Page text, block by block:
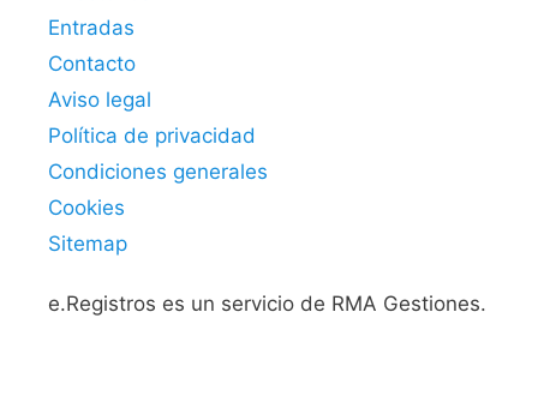
Entradas
Contacto
Aviso legal
Política de privacidad
Condiciones generales
Cookies
Sitemap
e.Registros es un servicio de RMA Gestiones.